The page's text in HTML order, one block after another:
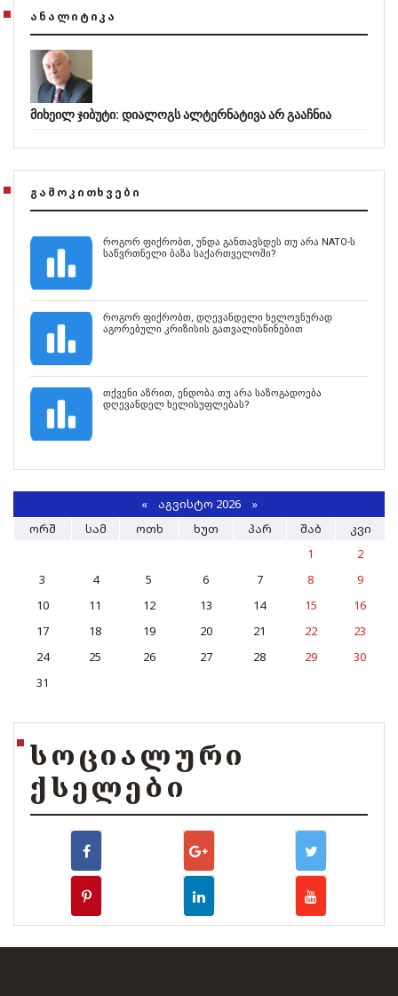
ᲐᲜᲐᲚᲘᲢᲘᲙᲐ
მიხეილ ჯიბუტი: დიალოგს ალტერნატივა არ გააჩნია
ᲒᲐᲛᲝᲙᲘᲗᲮᲕᲔᲑᲘ
როგორ ფიქრობთ, უნდა განთავსდეს თუ არა NATO-ს
საწვრთნელი ბაზა საქართველოში?
როგორ ფიქრობთ, დღევანდელი ხელოვნურად
აგორებული კრიზისის გათვალისწინებით
თქვენი აზრით, ენდობა თუ არა საზოგადოება
დღევანდელ ხელისუფლებას?
«ᲐᲒᲕᲘᲡᲢᲝ 2026 »
ᲝᲠᲨ
ᲡᲐᲛ ᲝᲗᲮ ᲮᲣᲗ ᲞᲐᲠ ᲨᲐᲑ
ᲙᲕᲘ
1
2
3
4 5 6 7 8
9
10
11 12 13 14 15
16
17
18 19 20 21 22
23
24
25 26 27 28 29
30
31
ᲡᲝᲪᲘᲐᲚᲣᲠᲘ
ᲥᲡᲔᲚᲔᲑᲘ